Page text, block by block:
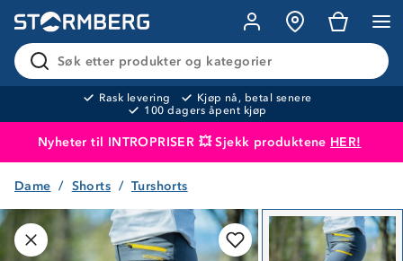
Søk etter produkter og kategorier
Rask levering
Kjøp nå, betal senere
100 dagers åpent kjøp
Nyheter til INTROPRISER 💥 Sjekk produktene HER!
Produktet er lagt i handlekurven
Dame Shorts Turshorts